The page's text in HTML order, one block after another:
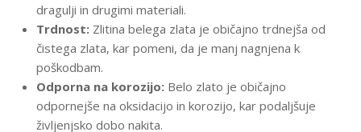
dragulji in drugimi materiali.
Trdnost: Zlitina belega zlata je običajno trdnejša od
čistega zlata, kar pomeni, da je manj nagnjena k
poškodbam.
Odporna na korozijo: Belo zlato je običajno
odpornejše na oksidacijo in korozijo, kar podaljšuje
življenjsko dobo nakita.